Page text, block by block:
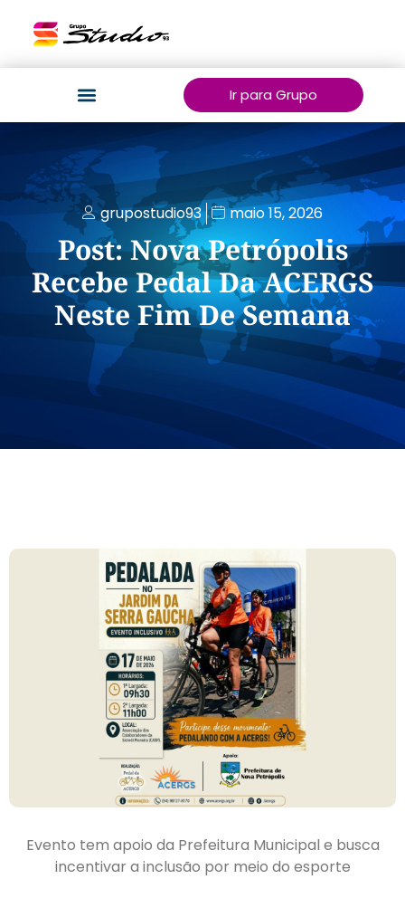
Ir para Grupo
grupostudio93 maio 15, 2026
Post: Nova Petrópolis
Recebe Pedal Da ACERGS
Neste Fim De Semana
Evento tem apoio da Prefeitura Municipal e busca
incentivar a inclusão por meio do esporte